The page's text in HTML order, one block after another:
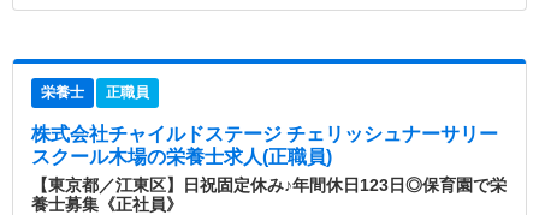
栄養士 正職員
株式会社チャイルドステージ チェリッシュナーサリー
スクール木場の栄養士求人(正職員)
【東京都／江東区】日祝固定休み♪年間休日123日◎保育園で栄
養士募集《正社員》